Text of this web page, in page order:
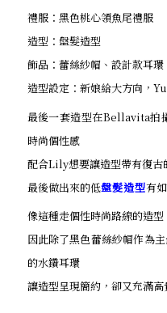
禮服：黑色桃心領魚尾禮服
造型：盤髮造型
飾品：蕾絲紗帽、設計款耳環
造型設定：新娘給大方向，
最後一套造型在Bellavita拍
時尚個性感
配合Lily想要讓造型帶有復古
最後做出來的低盤髮造型有
像這種走個性時尚路線的造
因此除了黑色蕾絲紗帽作為
的水鑽耳環
讓造型呈現簡約，卻又充滿高